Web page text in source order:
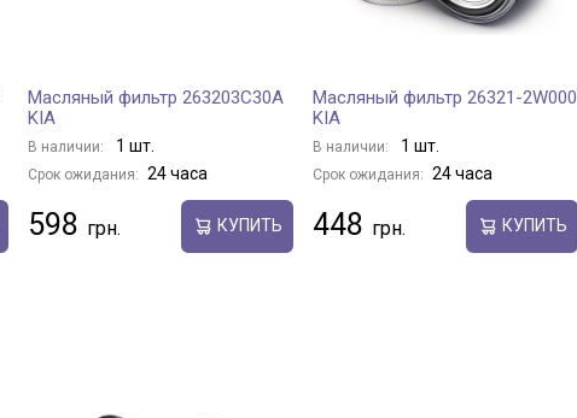
Масляный фильтр 263203C30A
KIA
В наличии: 1 шт.
Срок ожидания: 24 часа
598 КУПИТЬ
Масляный фильтр 26321-2W000
KIA
В наличии: 1 шт.
Срок ожидания: 24 часа
448 КУПИТЬ